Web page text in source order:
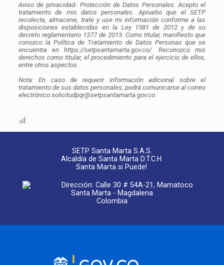
Aviso de privacidad- Protección de Datos Personales: Acepto el
tratamiento de mis datos personales. Apruebo que el SETP
recolecte, almacene, trate y use mi información conforme a las
disposiciones establecidas en la Ley 1581 de 2012 y de su
decreto reglamentario 1377 de 2013. Como titular, manifiesto que
conozco la Política de Tratamiento de Datos Personas que se
encuentra en https://setpsantamarta.gov.co/. Reconozco mis
derechos como titular, el procedimiento para el ejercicio de ellos,
entre otros aspectos.
Nota: En caso de requerir información adicional sobre el
tratamiento de sus datos personales, podrá comunicarse al correo
electrónico solicitudpqr@setpsantamarta.gov.co.
SETP Santa Marta S.A.S.
Alcaldía de Santa Marta D.T.C.H.
Santa Marta si Puede!.
Dirección: Calle 30 # 54A-21, Mamatoco
Santa Marta - Magdalena
Colombia